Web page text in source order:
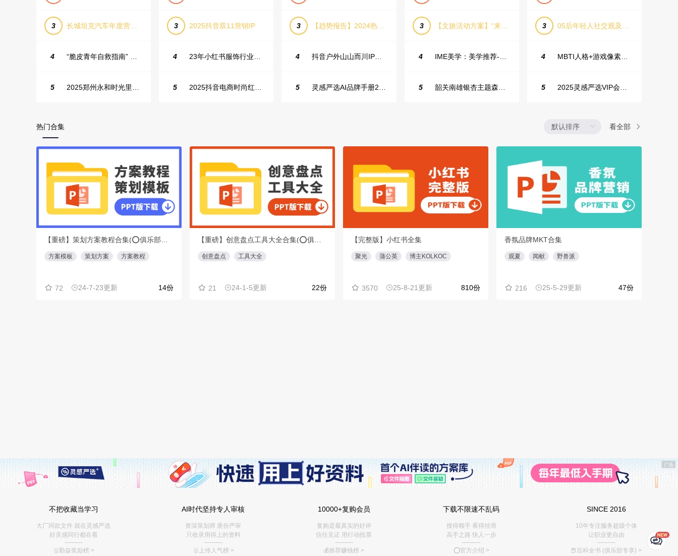
3 长城坦克汽车年度营销活动方案
4 “脆皮青年自救指南” 五一城市解压生活节活动策划案
5 2025郑州永和时光里高校街舞大赛活动策划方案
3 2025抖音双11营销IP
4 23年小红书服饰行业蒲公英投放指南
5 2025抖音电商时尚红人之书
3 【趋势报告】2024热议话题人群新趋势分析
4 抖音户外山山而川IP整合营销方案
5 灵感严选AI品牌手册2025_9.0（下载原件更清晰）
3 【文旅活动方案】“来和月亮撞个满怀”文旅景区中秋露营音乐会团建拓展方案
4 IME美学：美学推荐-飞猪旅行春节营销通案
5 韶关南雄银杏主题森林公园总体设计概念规划方案
3 05后年轻人社交观及行为研究2025
4 MBTI人格+游戏像素风主题企业年会
5 2025灵感严选VIP会员手册【向团队介绍/采购报销用】
热门合集 看全部
方案模板 策划方案 方案教程
72 24-7-23更新 14份
创意盘点 工具大全
21 24-1-5更新 22份
【完整版】小红书全集
聚光 蒲公英 博主KOLKOC
3570 25-8-21更新 810份
香氛品牌MKT合集
观夏 闻献 野兽派
216 25-5-29更新 47份
不把收藏当学习
大厂同款文件 就在灵感严选
好灵感同行都在看
———
🥇勤奋奖励榜 >
AI时代坚持专人审核
资深策划师 逐份严审
只收录用得上的资料
———
🥇上传人气榜 >
10000+复购会员
复购是最真实的好评
信任见证 用行动投票
———
💰推荐赚钱榜 >
下载不限速不乱码
搜得顺手 看得丝滑
高手之路 快人一步
———
⭕️官方介绍 >
SINCE 2016
10年专注服务超级个体
让职业更自由
———
📕百科全书 (俱乐部专享) >